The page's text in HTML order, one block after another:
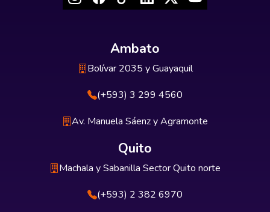
Ambato
Bolívar 2035 y Guayaquil
(+593) 3 299 4560
Av. Manuela Sáenz y Agramonte
Quito
Machala y Sabanilla Sector Quito norte
(+593) 2 382 6970